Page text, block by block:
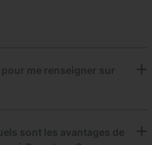
me renseigner sur
sont les avantages de